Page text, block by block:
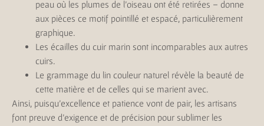
peau où les plumes de l’oiseau ont été retirées – donne
aux pièces ce motif pointillé et espacé, particulièrement
graphique.
Les écailles du cuir marin sont incomparables aux autres
cuirs.
Le grammage du lin couleur naturel révèle la beauté de
cette matière et de celles qui se marient avec.
Ainsi, puisqu’excellence et patience vont de pair, les artisans
font preuve d’exigence et de précision pour sublimer les